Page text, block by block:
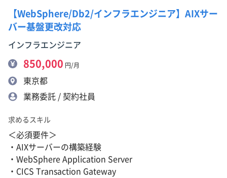
【WebSphere/Db2/インフラエンジニア】AIXサー
バー基盤更改対応
インフラエンジニア
850,000 円/月
東京都
業務委託 / 契約社員
求めるスキル
＜必須要件＞
・AIXサーバーの構築経験
・WebSphere Application Server
・CICS Transaction Gateway